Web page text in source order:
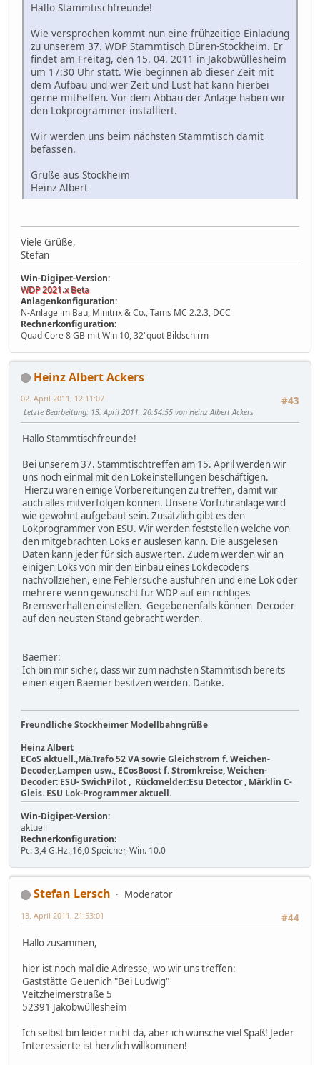
Hallo Stammtischfreunde!
Wie versprochen kommt nun eine frühzeitige Einladung
zu unserem 37. WDP Stammtisch Düren-Stockheim. Er
findet am Freitag, den 15. 04. 2011 in Jakobwüllesheim
um 17:30 Uhr statt. Wie beginnen ab dieser Zeit mit
dem Aufbau und wer Zeit und Lust hat kann hierbei
gerne mithelfen. Vor dem Abbau der Anlage haben wir
den Lokprogrammer installiert.
Wir werden uns beim nächsten Stammtisch damit
befassen.
Grüße aus Stockheim
Heinz Albert
Viele Grüße,
Stefan
Win-Digipet-Version:
WDP 2021.x Beta
Anlagenkonfiguration:
N-Anlage im Bau, Minitrix & Co., Tams MC 2.2.3, DCC
Rechnerkonfiguration:
Quad Core 8 GB mit Win 10, 32"quot Bildschirm
Heinz Albert Ackers
#43
02. April 2011, 12:11:07
Letzte Bearbeitung: 13. April 2011, 20:54:55 von Heinz Albert Ackers
Hallo Stammtischfreunde!
Bei unserem 37. Stammtischtreffen am 15. April werden wir
uns noch einmal mit den Lokeinstellungen beschäftigen.
Hierzu waren einige Vorbereitungen zu treffen, damit wir
auch alles mitverfolgen können. Unsere Vorführanlage wird
wie gewohnt aufgebaut sein. Zusätzlich gibt es den
Lokprogrammer von ESU. Wir werden feststellen welche von
den mitgebrachten Loks er auslesen kann. Die ausgelesen
Daten kann jeder für sich auswerten. Zudem werden wir an
einigen Loks von mir den Einbau eines Lokdecoders
nachvollziehen, eine Fehlersuche ausführen und eine Lok oder
mehrere wenn gewünscht für WDP auf ein richtiges
Bremsverhalten einstellen. Gegebenenfalls können Decoder
auf den neusten Stand gebracht werden.
Baemer:
Ich bin mir sicher, dass wir zum nächsten Stammtisch bereits
einen eigen Baemer besitzen werden. Danke.
Freundliche Stockheimer Modellbahngrüße
Heinz Albert
ECoS aktuell.,Mä.Trafo 52 VA sowie Gleichstrom f. Weichen-
Decoder,Lampen usw., ECosBoost f. Stromkreise, Weichen-
Decoder: ESU- SwichPilot , Rückmelder:Esu Detector , Märklin C-
Gleis. ESU Lok-Programmer aktuell.
Win-Digipet-Version:
aktuell
Rechnerkonfiguration:
Pc: 3,4 G.Hz.,16,0 Speicher, Win. 10.0
Stefan Lersch
Moderator
#44
13. April 2011, 21:53:01
Hallo zusammen,
hier ist noch mal die Adresse, wo wir uns treffen:
Gaststätte Geuenich "Bei Ludwig"
Veitzheimerstraße 5
52391 Jakobwüllesheim
Ich selbst bin leider nicht da, aber ich wünsche viel Spaß! Jeder
Interessierte ist herzlich willkommen!